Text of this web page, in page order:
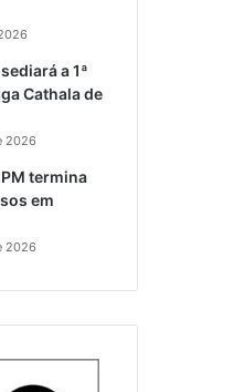
a 1ª
Cathala de
2026
termina
em
2026